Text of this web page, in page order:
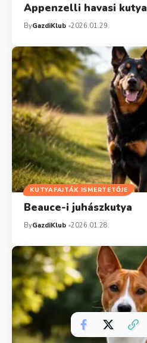
Appenzelli havasi kutya
ByGazdiKlub 2026.01.29.
KUTYAFAJTÁK ISMERTETŐJE
Beauce-i juhászkutya
ByGazdiKlub 2026.01.28.